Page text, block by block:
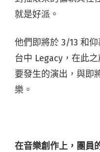
就是好派。
他們即將於 3/13 和
台中 Legacy，在此
要發生的演出，與即
樂。
在音樂創作上，團員